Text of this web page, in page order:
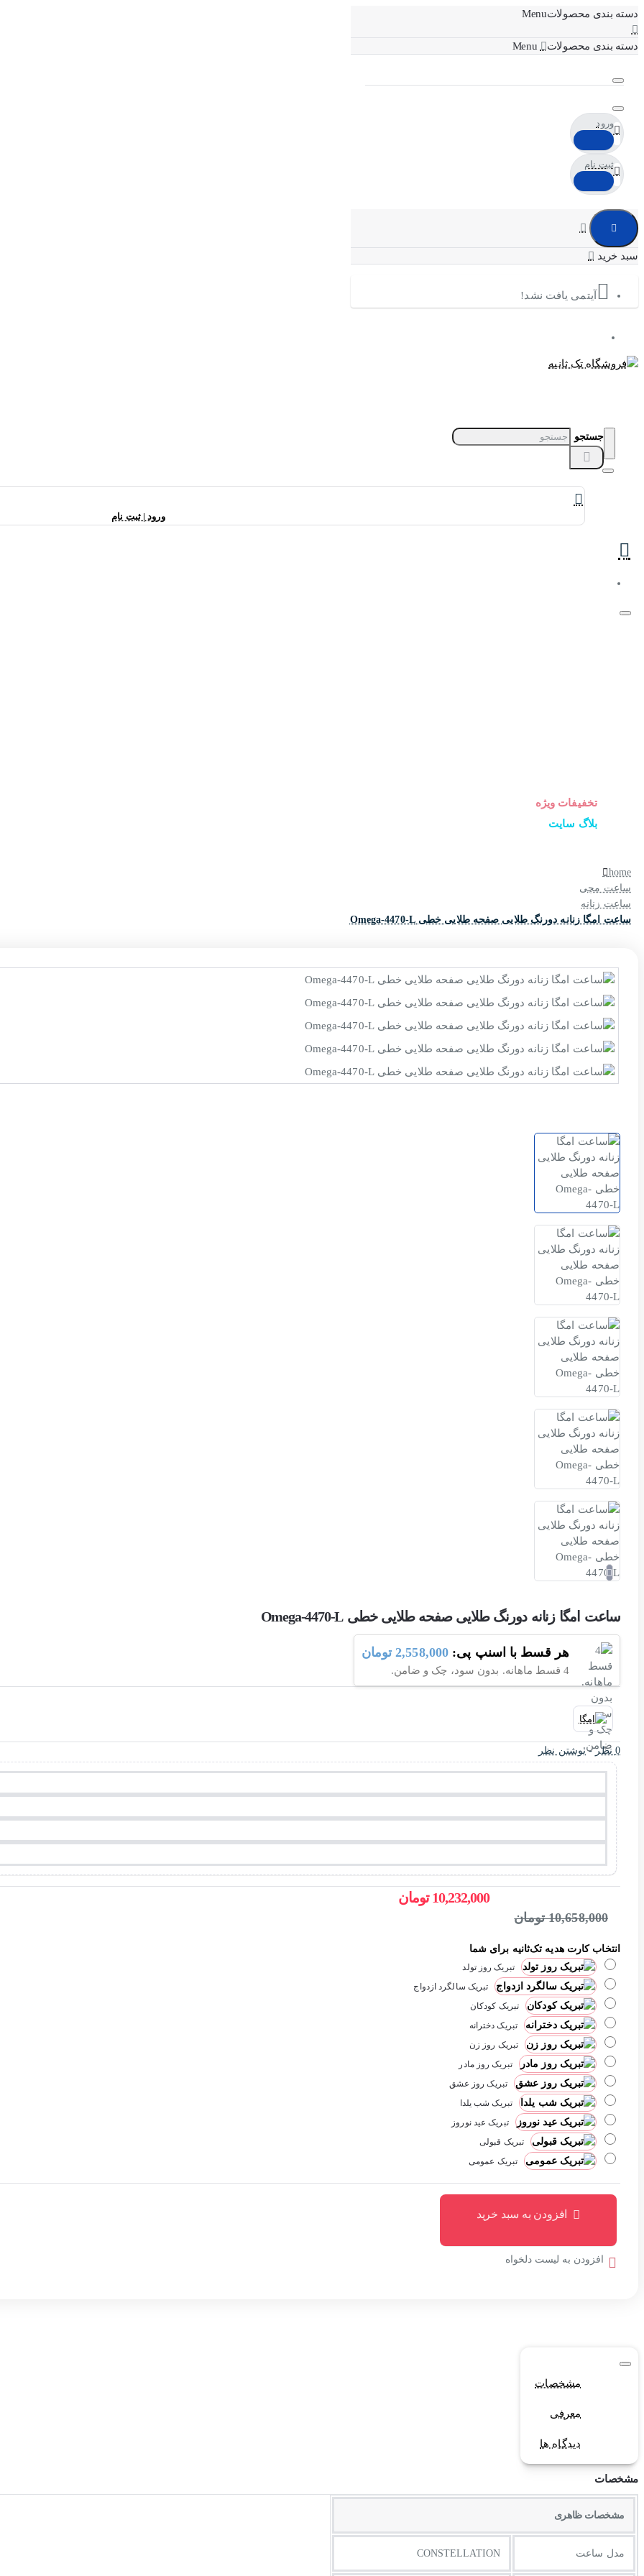
دسته بندی محصولات
دسته بندی محصولات
ورود
ثبت نام
آیتمی یافت نشد!
جستجو
ورود | ثبت نام
تخفیفات ویژه
بلاگ سایت
home
ساعت مچی
ساعت زنانه
ساعت امگا زنانه دورنگ طلایی صفحه طلایی خطی Omega-4470-L
ساعت امگا زنانه دورنگ طلایی صفحه طلایی خطی Omega-4470-L
هر قسط با اسنپ پی: 2,558,000 تومان
4 قسط ماهانه. بدون سود، چک و ضامن.
0 نظر - نوشتن نظر
10,232,000 تومان
10,658,000 تومان
انتخاب کارت هدیه تک‌ثانیه برای شما
تبریک روز تولد
تبریک سالگرد ازدواج
تبریک کودکان
تبریک دخترانه
تبریک روز زن
تبریک روز مادر
تبریک روز عشق
تبریک شب یلدا
تبریک عید نوروز
تبریک قبولی
تبریک عمومی
افزودن به سبد خرید
افزودن به لیست دلخواه
مشخصات
معرفی
دیدگاه ها
مشخصات
مشخصات ظاهری
مدل ساعت CONSTELLATION